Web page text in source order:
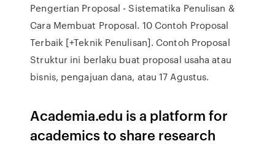
Pengertian Proposal - Sistematika Penulisan &
Cara Membuat Proposal. 10 Contoh Proposal
Terbaik [+Teknik Penulisan]. Contoh Proposal
Struktur ini berlaku buat proposal usaha atau
bisnis, pengajuan dana, atau 17 Agustus.
Academia.edu is a platform for
academics to share research